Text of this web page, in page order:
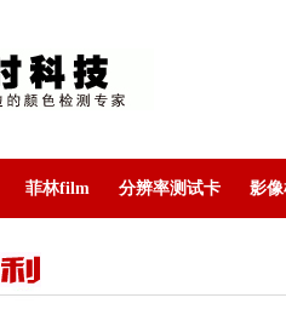
菲林film 分辨率测试卡 影